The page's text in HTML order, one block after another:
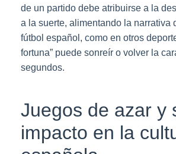
de un partido debe atribuirse a la
a la suerte, alimentando la narrativa
fútbol español, como en otros
fortuna” puede sonreír o volver la
segundos.
Juegos de azar y
impacto en la